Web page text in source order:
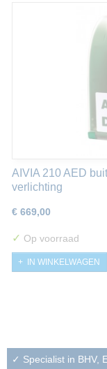
AIVIA 210 AED
verlichting
€ 669,00
✓ Op voorraad
IN WINKELWAGEN
✓ Specialist in BHV,